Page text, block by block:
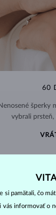
60
šperky
vybrali
si pamätali, čo
vás informovať o